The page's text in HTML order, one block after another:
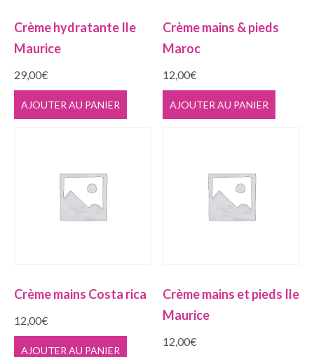
Crème hydratante Ile
Maurice
29,00€
AJOUTER AU PANIER
Crème mains & pieds
Maroc
12,00€
AJOUTER AU PANIER
Crème mains Costa rica
12,00€
AJOUTER AU PANIER
Crème mains et pieds Ile
Maurice
12,00€